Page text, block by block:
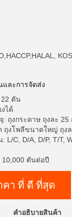
และการจัดส่ง
ตัน
ได้
: ถุงกระดาษ ถุงละ
ถุงโพลีขนาดใหญ่ ถุง
L/C, D/A, D/P, T/T,
10,000 ตันต่อปี
คา ที่ ดี ที่สุด
คําอธิบายสินค้า